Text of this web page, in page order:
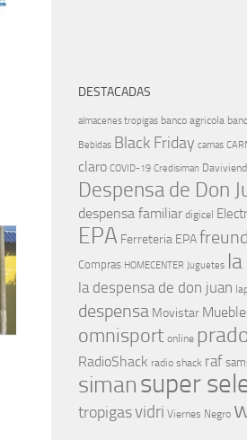
DESTACADAS
almacenes tropigas banco agricola
Bebidas Black Friday camas
claro COVID-19 Credisiman
Despensa de Don
despensa familiar digicel
EPA Ferreteria EPAfreund
Compras HOMECENTER Juguetes
la despensa de don juan
despensa Movistar
omnisport online
RadioShack radio shack raf
simansuper
tropigasvidri Viernes Negro